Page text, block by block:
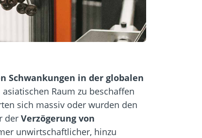
Schwankungen in der globalen
Raum zu beschaffen
sich massiv oder wurden den
der Verzögerung von
unwirtschaftlicher, hinzu